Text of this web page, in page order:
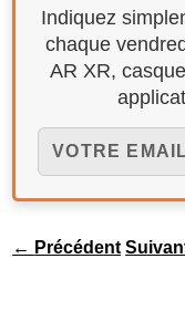
Indiquez
chaque
AR XR,
← Précédent